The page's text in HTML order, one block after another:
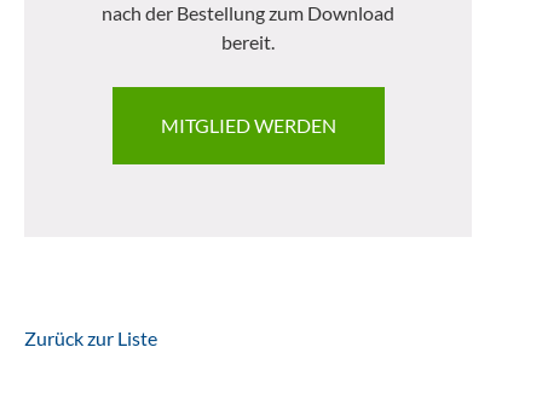
nach der Bestellung zum Download
bereit.
MITGLIED WERDEN
Zurück zur Liste